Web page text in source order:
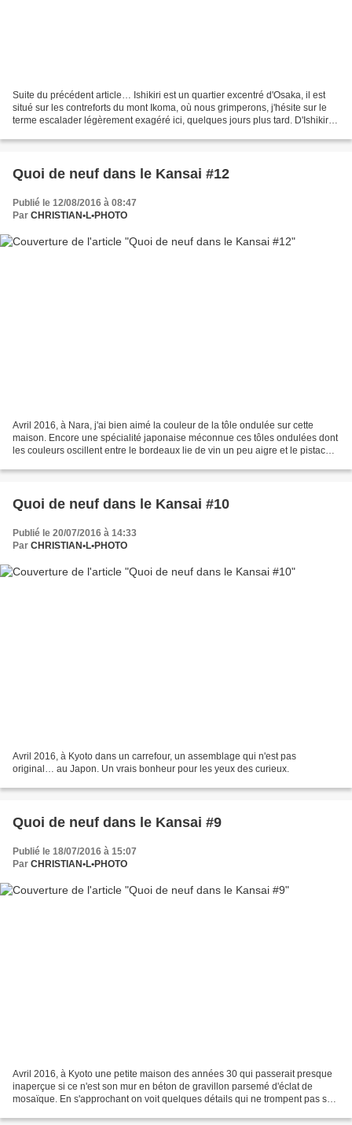
Suite du précédent article… Ishikiri est un quartier excentré d'Osaka, il est
situé sur les contreforts du mont Ikoma, où nous grimperons, j'hésite sur le
terme escalader légèrement exagéré ici, quelques jours plus tard. D'Ishikiri
Quoi de neuf dans le Kansai #12
Publié le 12/08/2016 à 08:47
Par CHRISTIAN•L•PHOTO
Avril 2016, à Nara, j'ai bien aimé la couleur de la tôle ondulée sur cette
maison. Encore une spécialité japonaise méconnue ces tôles ondulées dont
les couleurs oscillent entre le bordeaux lie de vin un peu aigre et le pistache
Quoi de neuf dans le Kansai #10
Publié le 20/07/2016 à 14:33
Par CHRISTIAN•L•PHOTO
Avril 2016, à Kyoto dans un carrefour, un assemblage qui n'est pas
original… au Japon. Un vrais bonheur pour les yeux des curieux.
Quoi de neuf dans le Kansai #9
Publié le 18/07/2016 à 15:07
Par CHRISTIAN•L•PHOTO
Avril 2016, à Kyoto une petite maison des années 30 qui passerait presque
inaperçue si ce n'est son mur en béton de gravillon parsemé d'éclat de
mosaïque. En s'approchant on voit quelques détails qui ne trompent pas sur